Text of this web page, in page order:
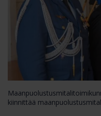
kiinnittää